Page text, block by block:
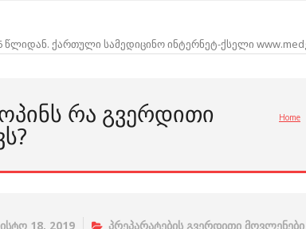
ქართული სამედიცინო ინტერნეტ-ქსელი
ᲠᲐ ᲒᲕᲔᲠᲓᲘᲗᲘ Home
18, 2019 პრეპარატების გვერდითი მოვლენები,